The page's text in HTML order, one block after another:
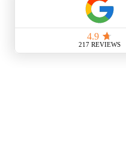
WARHEADS® sabores
de cereza negra, manzana
frambuesa azul en una gran
Bomb Pop®.